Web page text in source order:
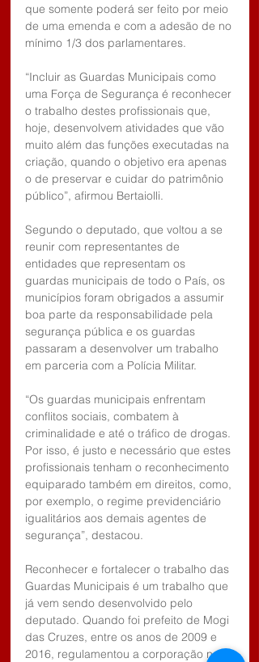
que somente poderá ser feito por meio
de uma emenda e com a adesão de no
mínimo 1/3 dos parlamentares.
“Incluir as Guardas Municipais como
uma Força de Segurança é reconhecer
o trabalho destes profissionais que,
hoje, desenvolvem atividades que vão
muito além das funções executadas na
criação, quando o objetivo era apenas
o de preservar e cuidar do patrimônio
público”, afirmou Bertaiolli.
Segundo o deputado, que voltou a se
reunir com representantes de
entidades que representam os
guardas municipais de todo o País, os
municípios foram obrigados a assumir
boa parte da responsabilidade pela
segurança pública e os guardas
passaram a desenvolver um trabalho
em parceria com a Polícia Militar.
“Os guardas municipais enfrentam
conflitos sociais, combatem à
criminalidade e até o tráfico de drogas.
Por isso, é justo e necessário que estes
profissionais tenham o reconhecimento
equiparado também em direitos, como,
por exemplo, o regime previdenciário
igualitários aos demais agentes de
segurança”, destacou.
Reconhecer e fortalecer o trabalho das
Guardas Municipais é um trabalho que
já vem sendo desenvolvido pelo
deputado. Quando foi prefeito de Mogi
das Cruzes, entre os anos de 2009 e
2016, regulamentou a corporação na